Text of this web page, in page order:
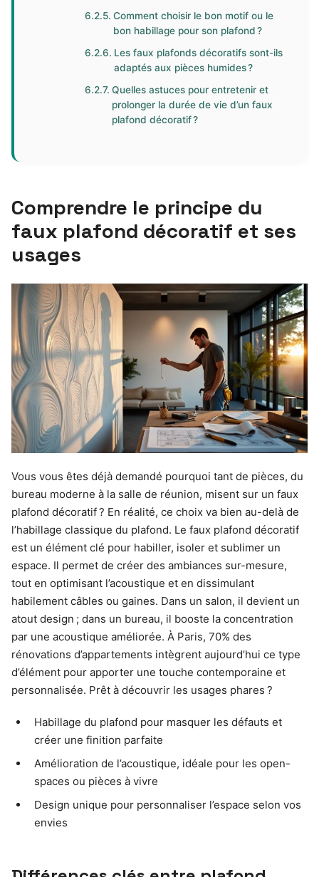
Comment choisir le bon motif ou le
bon habillage pour son plafond ?
Les faux plafonds décoratifs sont-ils
adaptés aux pièces humides ?
Quelles astuces pour entretenir et
prolonger la durée de vie d’un faux
plafond décoratif ?
Comprendre le principe du
faux plafond décoratif et ses
usages
Vous vous êtes déjà demandé pourquoi tant de pièces, du
bureau moderne à la salle de réunion, misent sur un faux
plafond décoratif ? En réalité, ce choix va bien au-delà de
l’habillage classique du plafond. Le faux plafond décoratif
est un élément clé pour habiller, isoler et sublimer un
espace. Il permet de créer des ambiances sur-mesure,
tout en optimisant l’acoustique et en dissimulant
habilement câbles ou gaines. Dans un salon, il devient un
atout design ; dans un bureau, il booste la concentration
par une acoustique améliorée. À Paris, 70% des
rénovations d’appartements intègrent aujourd’hui ce type
d’élément pour apporter une touche contemporaine et
personnalisée. Prêt à découvrir les usages phares ?
Habillage du plafond pour masquer les défauts et
créer une finition parfaite
Amélioration de l’acoustique, idéale pour les open-
spaces ou pièces à vivre
Design unique pour personnaliser l’espace selon vos
envies